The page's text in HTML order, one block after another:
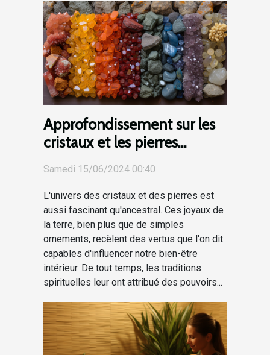
Approfondissement sur les
cristaux et les pierres
propices à l'harmonisation
des chakras
Samedi 15/06/2024 00:40
L'univers des cristaux et des pierres est
aussi fascinant qu'ancestral. Ces joyaux de
la terre, bien plus que de simples
ornements, recèlent des vertus que l'on dit
capables d'influencer notre bien-être
intérieur. De tout temps, les traditions
spirituelles leur ont attribué des pouvoirs...